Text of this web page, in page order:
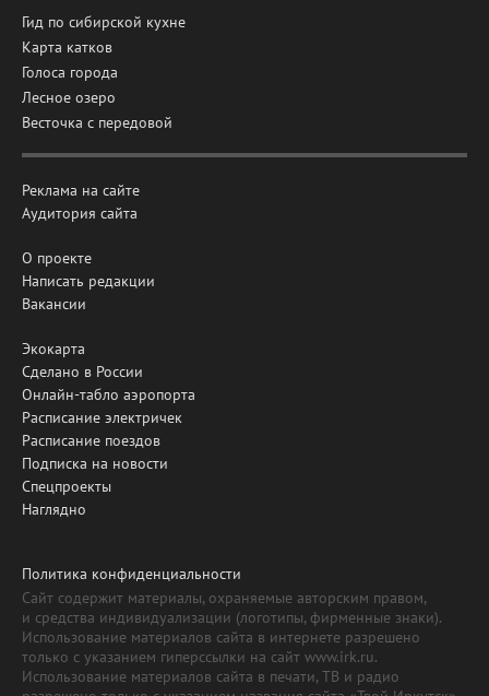
Гид по сибирской кухне
Карта катков
Голоса города
Лесное озеро
Весточка с передовой
Реклама на сайте
Аудитория сайта
О проекте
Написать редакции
Вакансии
Экокарта
Сделано в России
Онлайн-табло аэропорта
Расписание электричек
Расписание поездов
Подписка на новости
Спецпроекты
Наглядно
Политика конфиденциальности
Сайт содержит материалы, охраняемые авторским правом,
и средства индивидуализации (логотипы, фирменные знаки).
Использование материалов сайта в интернете разрешено
только с указанием гиперссылки на сайт www.irk.ru.
Использование материалов сайта в печати, ТВ и радио